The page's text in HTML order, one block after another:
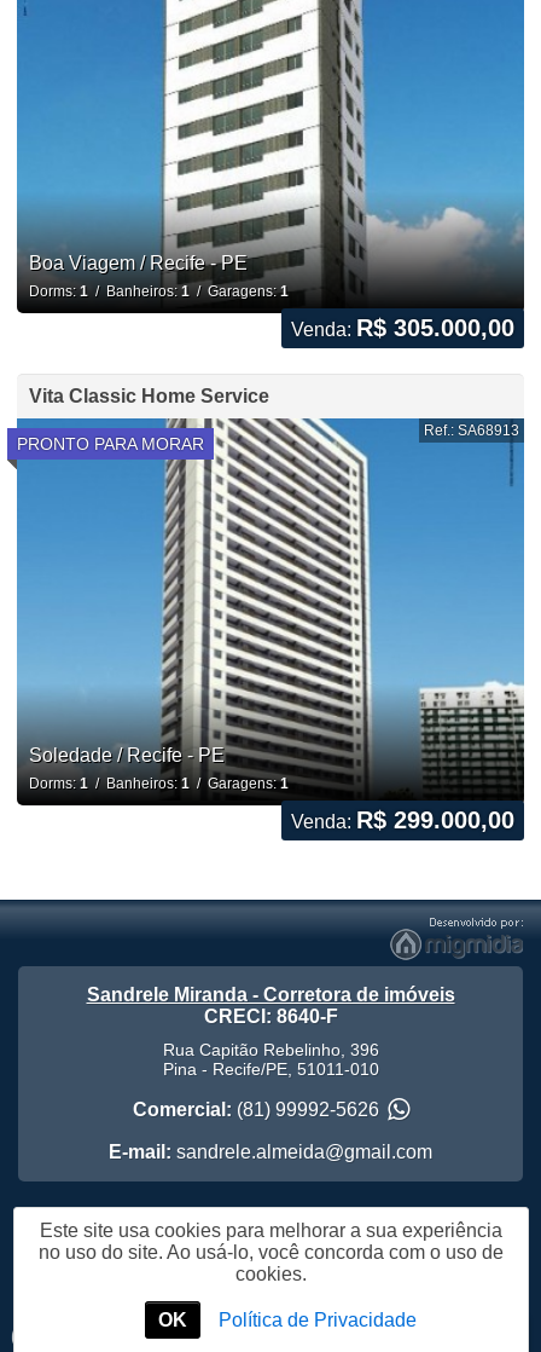
Boa Viagem / Recife - PE
Dorms:1/ Banheiros: 1/ Garagens:1
Venda: R$ 305.000,00
Vita Classic Home Service
PRONTO PARA MORAR
Ref.: SA68913
Soledade / Recife - PE
Dorms:1 / Banheiros: 1 / Garagens:1
Venda: R$ 299.000,00
Me Chame no WhatsApp
Sandrele Miranda - Corretora de imóveis
CRECI: 8640-F
Rua Capitão Rebelinho, 396
Pina - Recife/PE, 51011-010
Comercial: (81) 99992-5626
E-mail: sandrele.almeida@gmail.com
Política de Privacidade
Este site usa cookies para melhorar a sua experiência
no uso do site. Ao usá-lo, você concorda com o uso de
cookies.
OK Política de Privacidade